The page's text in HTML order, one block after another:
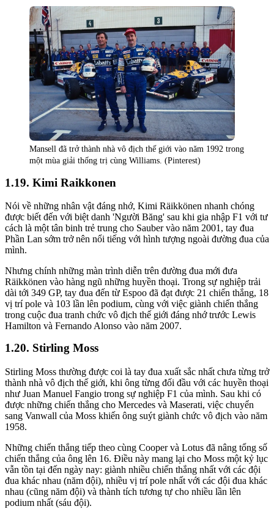
Mansell đã trở thành nhà vô địch thế giới vào năm 1992 trong
một mùa giải thống trị cùng Williams. (Pinterest)
Kimi Raikkonen
Nói về những nhân vật đáng nhớ, Kimi Räikkönen nhanh chóng
được biết đến với biệt danh 'Người Băng' sau khi gia nhập F1 với tư
cách là một tân binh trẻ trung cho Sauber vào năm 2001, tay đua
Phần Lan sớm trở nên nổi tiếng với hình tượng ngoài đường đua của
mình.
Nhưng chính những màn trình diễn trên đường đua mới đưa
Räikkönen vào hàng ngũ những huyền thoại. Trong sự nghiệp trải
dài tới 349 GP, tay đua đến từ Espoo đã đạt được 21 chiến thắng, 18
vị trí pole và 103 lần lên podium, cùng với việc giành chiến thắng
trong cuộc đua tranh chức vô địch thế giới đáng nhớ trước Lewis
Hamilton và Fernando Alonso vào năm 2007.
Stirling Moss
Stirling Moss thường được coi là tay đua xuất sắc nhất chưa từng trở
thành nhà vô địch thế giới, khi ông từng đối đầu với các huyền thoại
như Juan Manuel Fangio trong sự nghiệp F1 của mình. Sau khi có
được những chiến thắng cho Mercedes và Maserati, việc chuyển
sang Vanwall của Moss khiến ông suýt giành chức vô địch vào năm
1958.
Những chiến thắng tiếp theo cùng Cooper và Lotus đã nâng tổng số
chiến thắng của ông lên 16. Điều này mang lại cho Moss một kỷ lục
vẫn tồn tại đến ngày nay: giành nhiều chiến thắng nhất với các đội
đua khác nhau (năm đội), nhiều vị trí pole nhất với các đội đua khác
nhau (cũng năm đội) và thành tích tương tự cho nhiều lần lên
podium nhất (sáu đội).